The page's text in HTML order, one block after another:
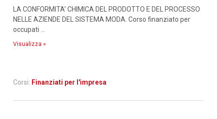
LA CONFORMITA' CHIMICA DEL PRODOTTO E DEL PROCESSO
NELLE AZIENDE DEL SISTEMA MODA. Corso finanziato per
occupati ...
Visualizza »
Corsi: Finanziati per l'impresa